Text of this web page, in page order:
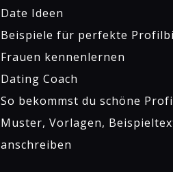
Date Ideen
Beispiele für perfekte
Frauen kennenlernen
Dating Coach
So bekommst du schöne
Muster, Vorlagen,
anschreiben